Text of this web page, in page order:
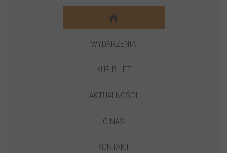
WYDARZENIA
KUP BILET
AKTUALNOŚCI
O NAS
KONTAKT